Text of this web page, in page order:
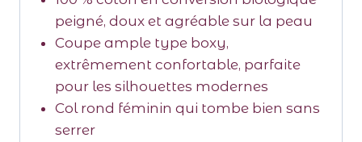
peigné, doux et agréable sur la peau
Coupe ample type boxy,
extrêmement confortable, parfaite
pour les silhouettes modernes
Col rond féminin qui tombe bien sans
serrer